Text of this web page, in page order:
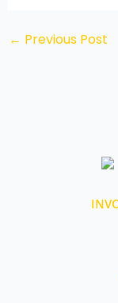
← Previous Post